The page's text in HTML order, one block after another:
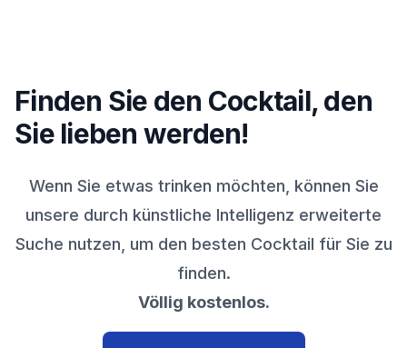
Finden Sie den Cocktail, den
Sie lieben werden!
Wenn Sie etwas trinken möchten, können Sie
unsere durch künstliche Intelligenz erweiterte
Suche nutzen, um den besten Cocktail für Sie zu
finden.
Völlig kostenlos.